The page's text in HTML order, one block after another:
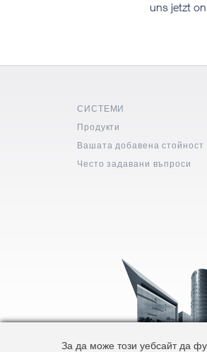
uns jetzt
СИСТЕМИ
Продукти
Вашата добавена стойност
Често задавани въпроси
За да може този уебсайт да